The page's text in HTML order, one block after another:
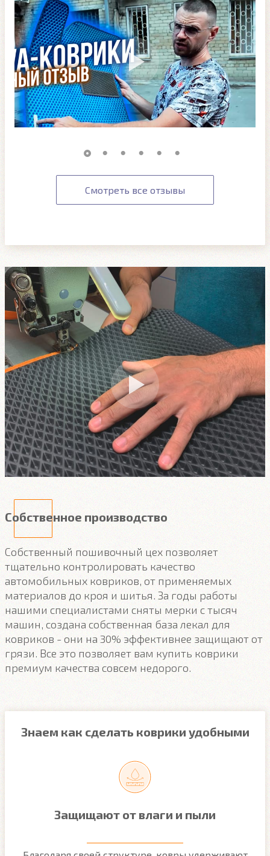
Смотреть все отзывы
Собственное производство
Собственный пошивочный цех позволяет
тщательно контролировать качество
автомобильных ковриков, от применяемых
материалов до кроя и шитья. За годы работы
нашими специалистами сняты мерки с тысяч
машин, создана собственная база лекал для
ковриков - они на 30% эффективнее защищают от
грязи. Все это позволяет вам купить коврики
премиум качества совсем недорого.
Знаем как сделать коврики удобными
Защищают от влаги и пыли